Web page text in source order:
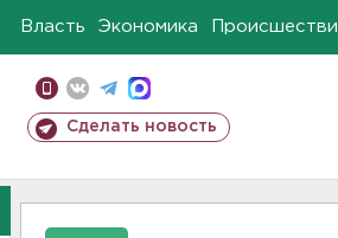
Власть Экономика
Сделать новость